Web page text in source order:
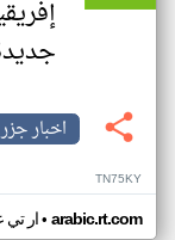
اخبار
TN75KY
ار تي• arabic.rt.com